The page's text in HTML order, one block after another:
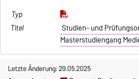
Studien- und
Masterstudiengang
Letzte Änderung: 29.05.2025